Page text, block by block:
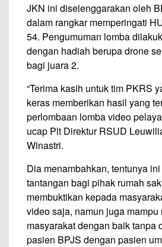
JKN ini diselenggarakan oleh
dalam rangkar memperingati
54. Pengumuman lomba
dengan hadiah berupa drone
bagi juara 2.
“Terima kasih untuk tim PKRS
keras memberikan hasil yang
perlombaan lomba video
ucap Plt Direktur RSUD
Winastri.
Dia menambahkan, tentunya
tantangan bagi pihak rumah
membuktikan kepada
video saja, namun juga mampu
masyarakat dengan baik tanpa
pasien BPJS dengan pasien